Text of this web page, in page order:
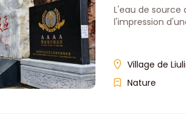
L'eau de
l'impression
Village de
Nature